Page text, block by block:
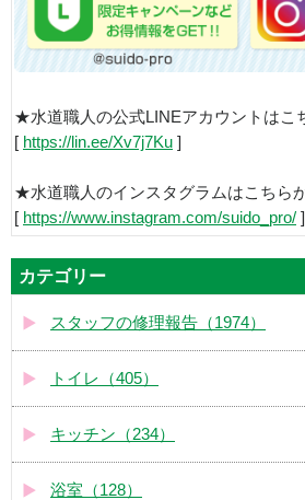
★水道職人の公式LINEアカウントはこ
[ https://lin.ee/Xv7j7Ku ]
★水道職人のインスタグラムはこちら
[ https://www.instagram.com/suido_pro/ ]
カテゴリー
スタッフの修理報告（1974）
トイレ（405）
キッチン（234）
浴室（128）